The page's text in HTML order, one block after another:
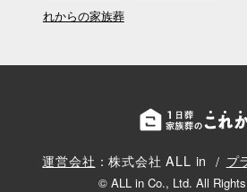
れからの家族葬
運営会社 ：株式会社 ALL in プ
© ALL in Co., Ltd. All